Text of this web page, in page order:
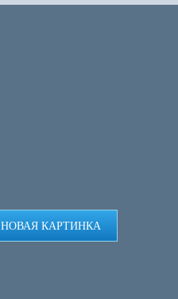
НОВАЯ КАРТИНКА